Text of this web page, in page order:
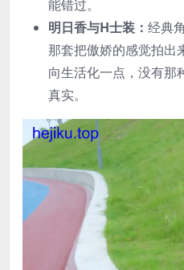
能错过。
明日香与H士装： 经典
那套把傲娇的感觉拍出
向生活化一点，没有那
真实。